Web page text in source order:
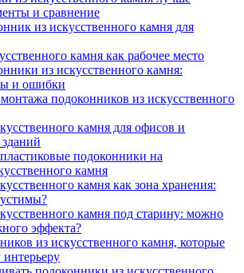
и сравнение
из искусственного камня для
камня как рабочее место
из искусственного камня:
и ошибки
подоконников из искусственного
камня для офисов и
подоконники на
камня
камня как зона хранения:
камня под старину: можно
эффекта?
из искусственного камня, которые